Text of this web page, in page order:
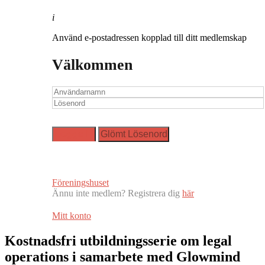
i
Använd e-postadressen kopplad till ditt medlemskap
Välkommen
Föreningshuset
Ännu inte medlem? Registrera dig här
Mitt konto
Kostnadsfri utbildningsserie om legal
operations i samarbete med Glowmind